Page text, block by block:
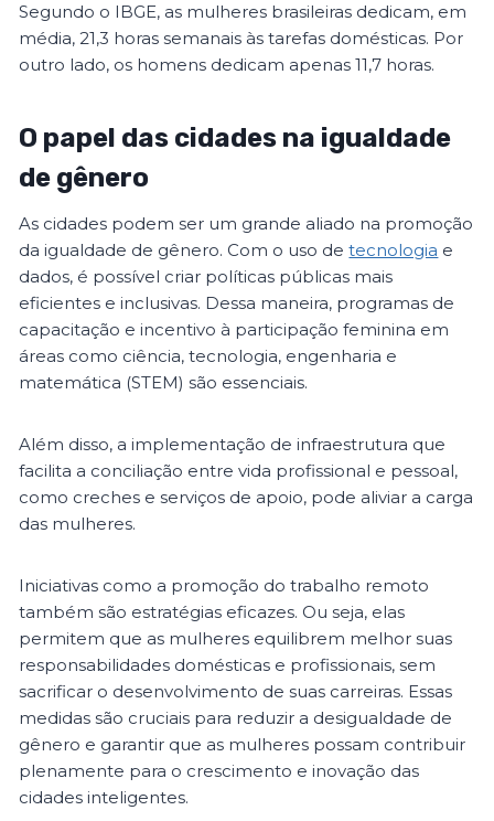
Segundo o IBGE, as mulheres brasileiras dedicam, em
média, 21,3 horas semanais às tarefas domésticas. Por
outro lado, os homens dedicam apenas 11,7 horas.
O papel das cidades na igualdade
de gênero
As cidades podem ser um grande aliado na promoção
da igualdade de gênero. Com o uso detecnologia e
dados, é possível criar políticas públicas mais
eficientes e inclusivas. Dessa maneira, programas de
capacitação e incentivo à participação feminina em
áreas como ciência, tecnologia, engenharia e
matemática (STEM) são essenciais.
Além disso, a implementação de infraestrutura que
facilita a conciliação entre vida profissional e pessoal,
como creches e serviços de apoio, pode aliviar a carga
das mulheres.
Iniciativas como a promoção do trabalho remoto
também são estratégias eficazes. Ou seja, elas
permitem que as mulheres equilibrem melhor suas
responsabilidades domésticas e profissionais, sem
sacrificar o desenvolvimento de suas carreiras. Essas
medidas são cruciais para reduzir a desigualdade de
gênero e garantir que as mulheres possam contribuir
plenamente para o crescimento e inovação das
cidades inteligentes.